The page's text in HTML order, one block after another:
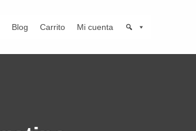
Blog Carrito Mi cuenta